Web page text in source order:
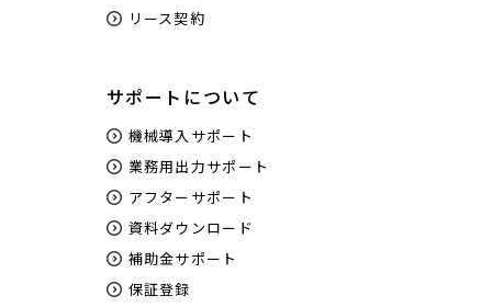
リース契約
サポートについて
機械導入サポート
業務用出力サポート
アフターサポート
資料ダウンロード
補助金サポート
保証登録